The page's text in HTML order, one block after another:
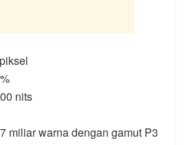
nits
miliar warna dengan gamut P3